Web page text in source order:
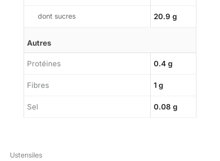
dont sucres 20.9 g
Autres
Protéines 0.4 g
Fibres 1 g
Sel 0.08 g
Ustensiles